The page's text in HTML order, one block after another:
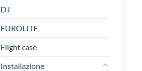
DJ
EUROLITE
Flight case
Installazione